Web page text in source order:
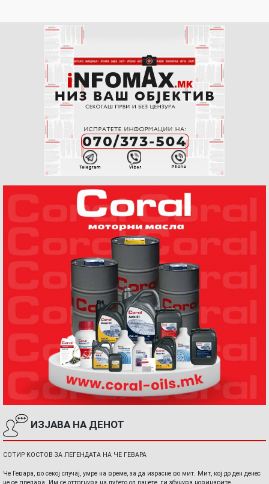
ИЗЈАВА НА ДЕНОТ
СОТИР КОСТОВ ЗА ЛЕГЕНДАТА НА ЧЕ ГЕВАРА
Че Гевара, во секој случај, умре на време, за да израсне во мит. Мит, кој до ден денес